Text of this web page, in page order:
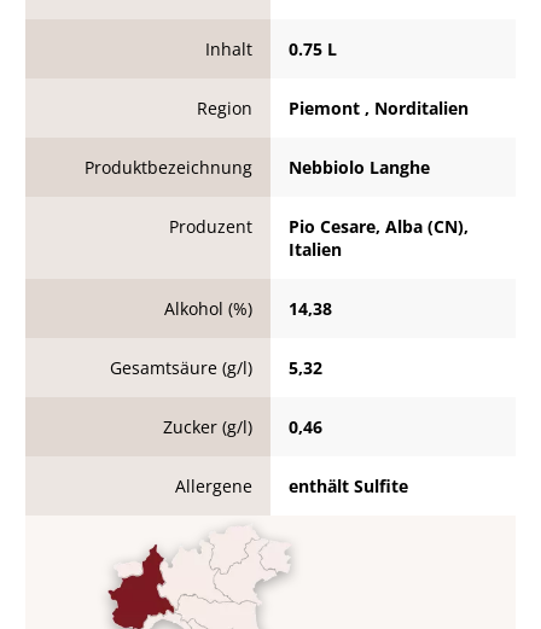
Inhalt 0.75 L
Region Piemont , Norditalien
Produktbezeichnung Nebbiolo Langhe
Produzent
Pio Cesare, Alba (CN),
Italien
Alkohol (%) 14,38
Gesamtsäure (g/l) 5,32
Zucker (g/l) 0,46
Allergene enthält Sulfite